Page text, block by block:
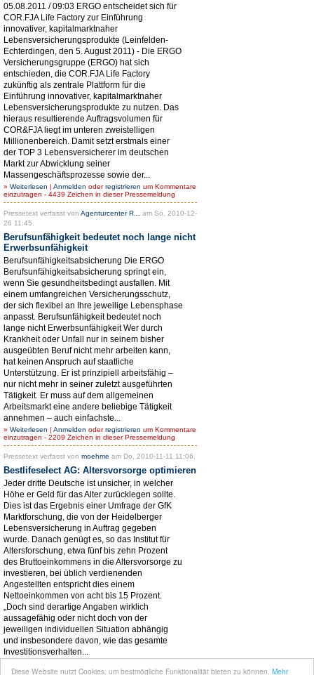
Diese Website nutzt Cookies, um bestmögliche Funktionalität bieten zu können. Mehr
05.08.2011 / 09:03 ERGO entscheidet sich für
COR.FJA Life Factory zur Einführung
innovativer, kapitalmarktnaher
Lebensversicherungsprodukte (Leinfelden-
Echterdingen, den 5. August 2011) - Die ERGO
Versicherungsgruppe (ERGO) hat sich
entschieden, die COR.FJA Life Factory
zukünftig als zentrale Plattform für die
Einführung innovativer, kapitalmarktnaher
Lebensversicherungsprodukte zu nutzen. Das
hieraus resultierende Auftragsvolumen für
COR&FJA liegt im unteren zweistelligen
Millionenbereich. Damit setzt erstmals einer
der TOP 3 Lebensversicherer im deutschen
Markt zur Abwicklung seiner
Massengeschäftsprozesse sowie der...
» Weiterlesen | Anmelden oderregistrieren um Kommentare
einzutragen - 4439 Zeichen in dieser Pressemeldung
Pressetext verfasst von Agenturcenter R...
am So, 2010-12-
26 11:45.
Berufsunfähigkeit bedeutet noch lange nicht
Erwerbsunfähigkeit
Berufsunfähigkeitsabsicherung Die ERGO
Berufsunfähigkeitsabsicherung springt ein,
wenn Sie gesundheitsbedingt ausfallen. Mit
einem umfangreichen Versicherungsschutz,
der sich flexibel an Ihre jeweilige Lebensphase
anpasst. Berufsunfähigkeit bedeutet noch
lange nicht Erwerbsunfähigkeit Wer durch
Krankheit oder Unfall nur in seinem bisher
ausgeübten Beruf nicht mehr arbeiten kann,
hat keinen Anspruch auf staatliche
Unterstützung. Er ist prinzipiell arbeitsfähig –
nur nicht mehr in seiner zuletzt ausgeführten
Tätigkeit. Er muss auf dem allgemeinen
Arbeitsmarkt eine andere beliebige Tätigkeit
annehmen – auch einfachste...
» Weiterlesen | Anmelden oderregistrieren um Kommentare
einzutragen - 2209 Zeichen in dieser Pressemeldung
Pressetext verfasst von moehme am Do, 2010-11-11 11:06.
Bestlifeselect AG: Altersvorsorge optimieren
Jeder dritte Deutsche ist unsicher, in welcher
Höhe er Geld für das Alter zurücklegen sollte.
Dies ist das Ergebnis einer Umfrage der GfK
Marktforschung, die von der Heidelberger
Lebensversicherung in Auftrag gegeben
wurde. Danach genügt es, so das Institut für
Altersforschung, etwa fünf bis zehn Prozent
des Bruttoeinkommens in die Altersvorsorge zu
investieren, bei üblich verdienenden
Angestellten entspricht dies einem
Nettoeinkommen von acht bis 15 Prozent.
„Doch sind derartige Angaben wirklich
aussagefähig oder nicht doch von der
jeweiligen individuellen Situation abhängig
und insbesondere davon, wie das gesamte
Investitionsverhalten...
einzutragen - 3023 Zeichen in dieser Pressemeldung